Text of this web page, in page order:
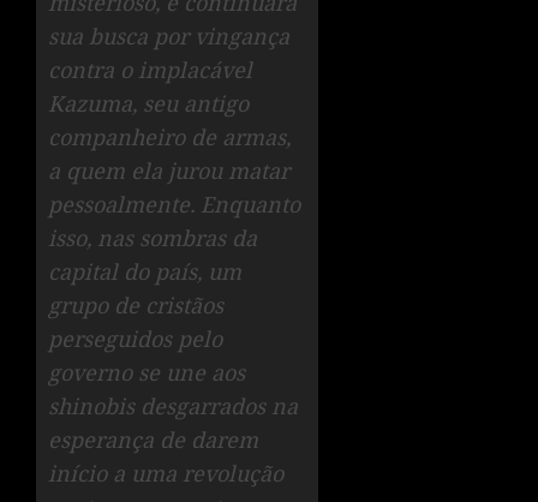
sua busca por vingança
contra o implacável
Kazuma, seu antigo
companheiro de armas,
a quem ela jurou matar
pessoalmente. Enquanto
isso, nas sombras da
capital do país, um
grupo de cristãos
perseguidos pelo
governo se une aos
shinobis desgarrados na
esperança de darem
início a uma revolução